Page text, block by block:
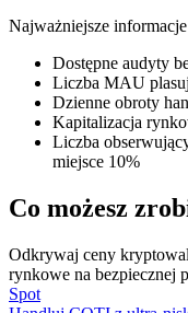
Informacja
Analiza Big Data,
Przewodnik
Najważniejsze
Dostępne audyty
Liczba MAU
Dzienne obroty
Kapitalizacja
Liczba
miejsce 10%
Co możesz
Odkrywaj ceny
rynkowe na bezpiecznej
Spot